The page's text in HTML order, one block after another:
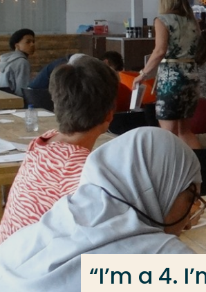
“I’m a 4.
Veel gezocht
Opleiding
Contact